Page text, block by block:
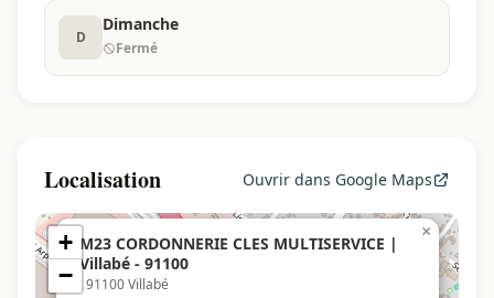
D
Dimanche
Fermé
Localisation Ouvrir dans Google Maps
M23 CORDONNERIE CLES MULTISERVICE |
Villabé - 91100
, 91100 Villabé
×
+
−